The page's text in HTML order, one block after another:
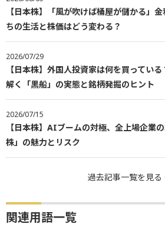
【日本株】「風が吹けば桶屋が儲かる」
ちの生活と株価はどう変わる？
2026/07/29
【日本株】外国人投資家は何を買ってい
解く「黒船」の実態と銘柄発掘のヒント
2026/07/15
【日本株】AIブームの対極、全上場企業
株」の魅力とリスク
過去記事一覧を見る
関連用語一覧